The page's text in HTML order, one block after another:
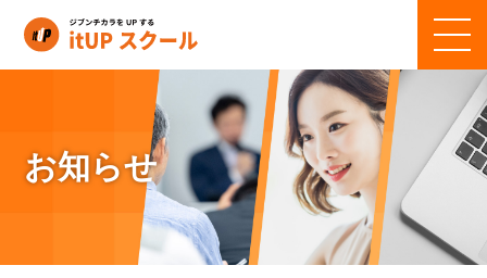
お知らせ